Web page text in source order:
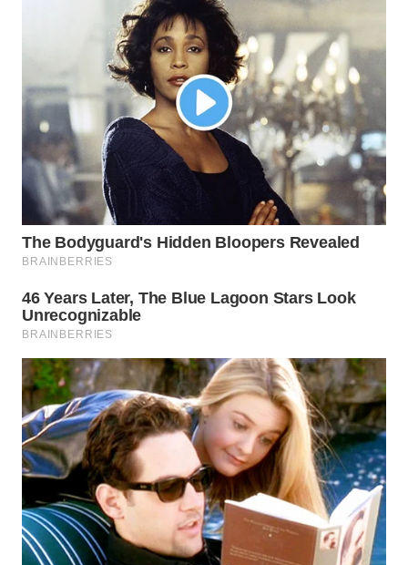
WN DELI
SERDANG
WN
TEBING
TINGGI
WN
WN
KARAWANG
WN
BEKASI
WN
BOGOR
WN
DEPOK